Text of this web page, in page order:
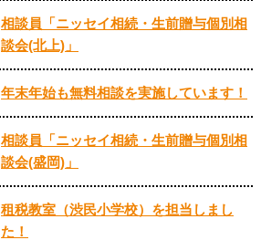
相談員「ニッセイ相続・生前贈与個別相
談会(北上)」
年末年始も無料相談を実施しています！
相談員「ニッセイ相続・生前贈与個別相
談会(盛岡)」
租税教室（渋民小学校）を担当しまし
た！